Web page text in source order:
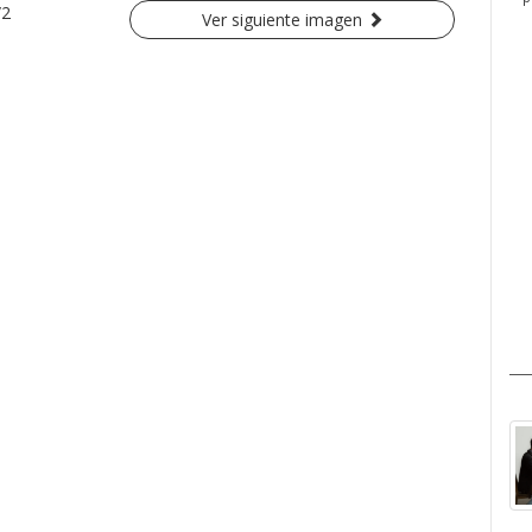
Ver siguiente imagen